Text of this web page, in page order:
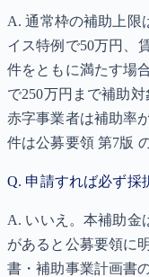
A.通常枠の補助上限
イス特例で50万円、
件をともに満たす場
で250万円まで補助
赤字事業者は補助率
件は公募要領 第7版
Q. 申請すれば必ず採
A. いいえ。本補助金
があると公募要領に
書・補助事業計画書